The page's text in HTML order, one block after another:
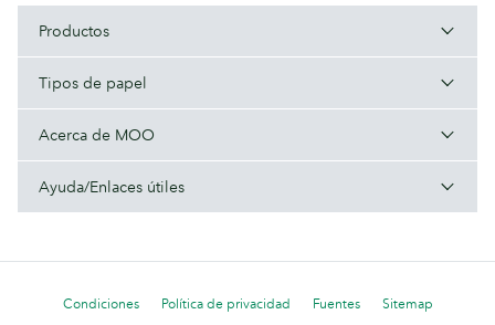
Productos
Tipos de papel
Acerca de MOO
Ayuda/Enlaces útiles
Condiciones Política de privacidad Fuentes
Sitemap